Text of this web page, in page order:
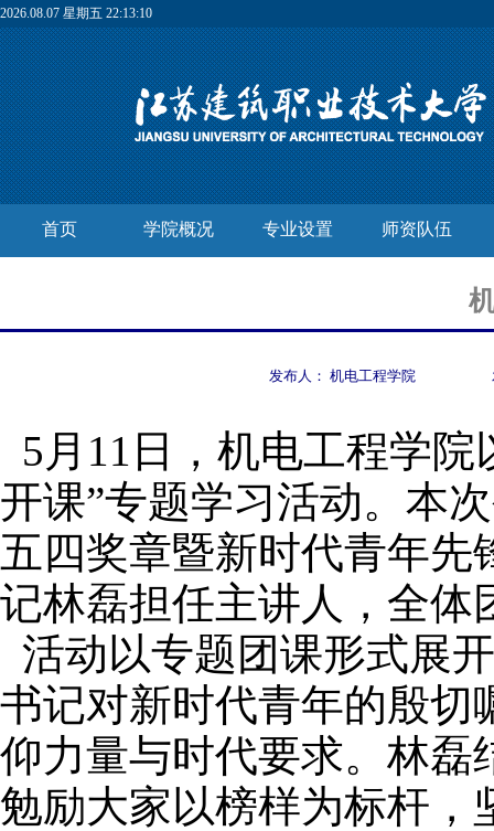
2026.08.07 星期五 22:13:11
首页 学院概况 专业设置 师资队伍
发布人： 机电工程学院
5月11日，机电工程学
开课”专题学习活动。本
五四奖章暨新时代青年
记林磊担任主讲人，全体
活动以专题团课形式展
书记对新时代青年的殷切
仰力量与时代要求。林磊
勉励大家以榜样为标杆，